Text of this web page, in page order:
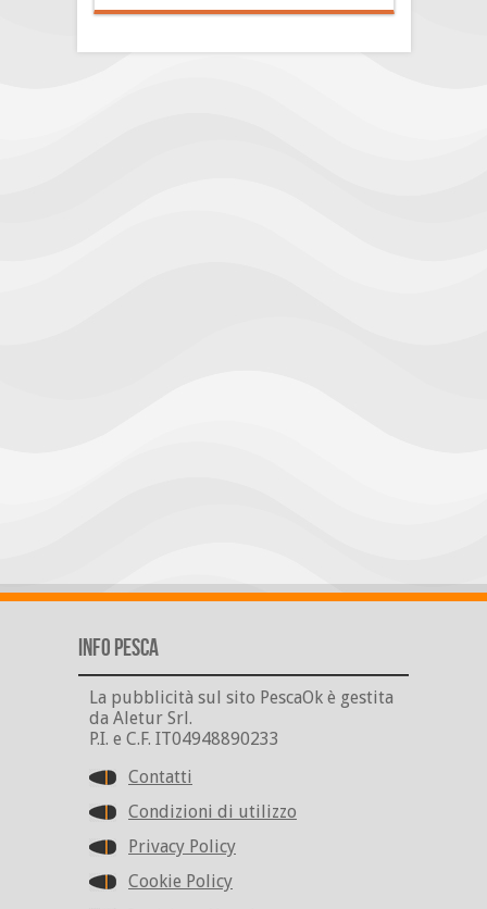
Info Pesca
La pubblicità sul sito PescaOk è gestita
da Aletur Srl.
P.I. e C.F. IT04948890233
Contatti
Condizioni di utilizzo
Privacy Policy
Cookie Policy